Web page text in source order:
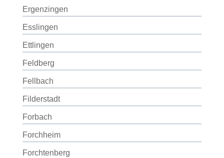
Ergenzingen
Esslingen
Ettlingen
Feldberg
Fellbach
Filderstadt
Forbach
Forchheim
Forchtenberg